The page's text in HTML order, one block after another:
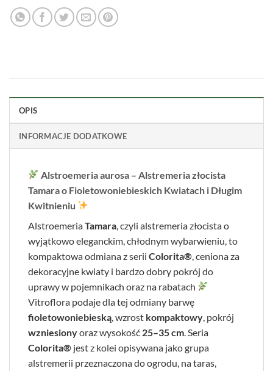
OPIS
INFORMACJE DODATKOWE
Alstroemeria aurosa – Alstremeria złocista
Tamara o Fioletowoniebieskich Kwiatach i Długim
Kwitnieniu
AlstroemeriaTamara , czyli alstremeria złocista o
wyjątkowo eleganckim, chłodnym wybarwieniu, to
kompaktowa odmiana z serii Colorita® , ceniona za
dekoracyjne kwiaty i bardzo dobry pokrój do
uprawy w pojemnikach oraz na rabatach
Vitroflora podaje dla tej odmiany barwę
fioletowoniebieską , wzrost kompaktowy , pokrój
wzniesionyoraz wysokość 25–35 cm . Seria
Colorita® jest z kolei opisywana jako grupa
alstremerii przeznaczona do ogrodu, na taras,